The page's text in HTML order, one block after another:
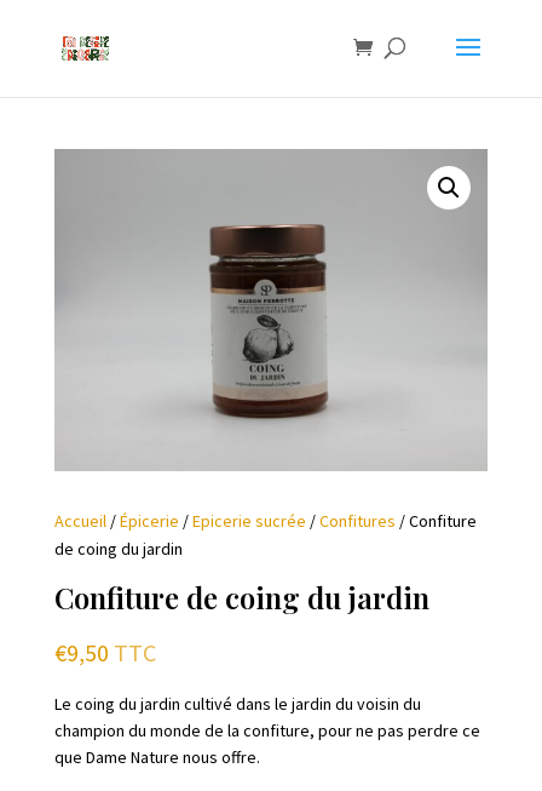
Accueil/Épicerie /Epicerie sucrée /Confitures / Confiture
de coing du jardin
Confiture de coing du jardin
€9,50 TTC
Le coing du jardin cultivé dans le jardin du voisin du
champion du monde de la confiture, pour ne pas perdre ce
que Dame Nature nous offre.